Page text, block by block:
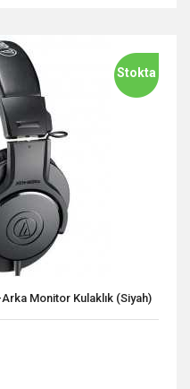
Stokta
Monitor Kulaklık (Siyah)